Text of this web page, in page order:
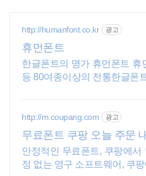
http://humanfont.co.kr 광고
휴먼폰트
한글폰트의 명가 휴먼폰트 휴
등 80여종이상의 전통한글폰
http://m.coupang.com 광고
무료폰트 쿠팡 오늘 주문
안정적인 무료폰트, 쿠팡에서
정 없는 영구 소프트웨어, 쿠
공무원연금
공무원시험